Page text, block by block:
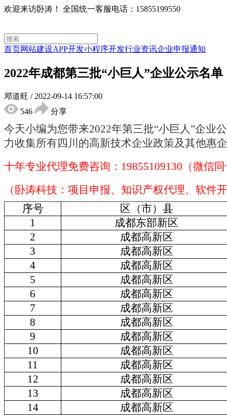
欢迎来访卧涛！ 全国统一客服电话：15855199550
首页网站建设APP开发小程序开发行业资讯企业申报通知
2022年成都第三批“小巨人”企业公示名
邓道旺 / 2022-09-14 16:57:00
546
分享
今天小编为您带来2022年第三批“小巨人”企业
力收集所有四川的高新技术企业政策及其他惠
十年专业代理免费咨询： 19855109130（微信
（卧涛科技：项目申报、知识产权代理、软
序号
区（市）县
1
成都东部新区
2
成都高新区
3
成都高新区
4
成都高新区
5
成都高新区
6
成都高新区
7
成都高新区
8
成都高新区
9
成都高新区
10
成都高新区
11
成都高新区
12
成都高新区
13
成都高新区
14
成都高新区